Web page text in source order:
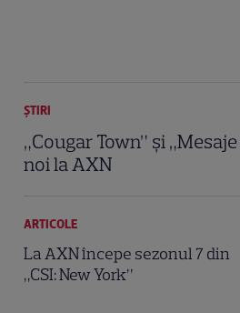
ȘTIRI
„Cougar Town” şi
noi la AXN
ARTICOLE
La AXN începe sezonul 7 din
„CSI: New York”